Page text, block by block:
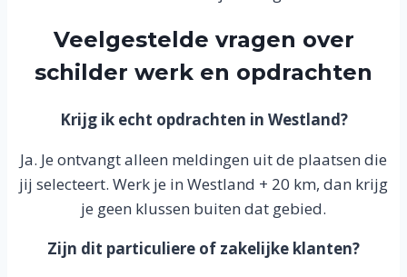
Veelgestelde vragen over
schilder werk en opdrachten
Krijg ik echt opdrachten in Westland?
Ja. Je ontvangt alleen meldingen uit de plaatsen die
jij selecteert. Werk je in Westland + 20 km, dan krijg
je geen klussen buiten dat gebied.
Zijn dit particuliere of zakelijke klanten?